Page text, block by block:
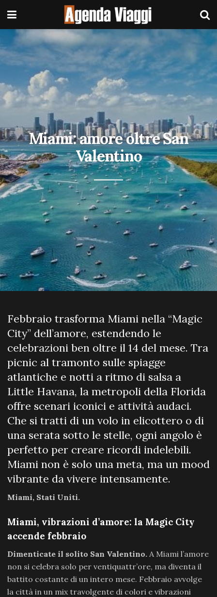
Miami: amore oltre San
Valentino
Febbraio trasforma Miami nella “Magic
City” dell’amore, estendendo le
celebrazioni ben oltre il 14 del mese. Tra
picnic al tramonto sulle spiagge
atlantiche e notti a ritmo di salsa a
Little Havana, la metropoli della Florida
offre scenari iconici e attività audaci.
Che si tratti di un volo in elicottero o di
una serata sotto le stelle, ogni angolo è
perfetto per creare ricordi indelebili.
Miami non è solo una meta, ma un mood
vibrante da vivere intensamente.
Miami, Stati Uniti.
Miami, vibrazioni d’amore: la Magic City
accende febbraio
Dimenticate il solito San Valentino. A Miami l’amore
non si celebra solo per ventiquattr’ore, ma diventa il
battito costante di un intero mese. Febbraio avvolge
la città in un mix travolgente di colori e vibrazioni